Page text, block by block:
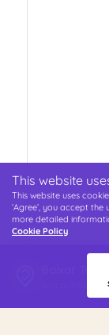
This website
This website uses
‘Agree’, you accept
more detailed
Cookie Policy
Baixar
Sua primeira